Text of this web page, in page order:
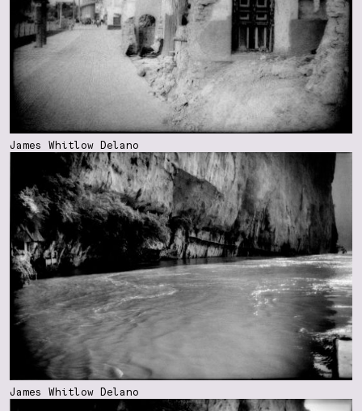
James Whitlow Delano
James Whitlow Delano